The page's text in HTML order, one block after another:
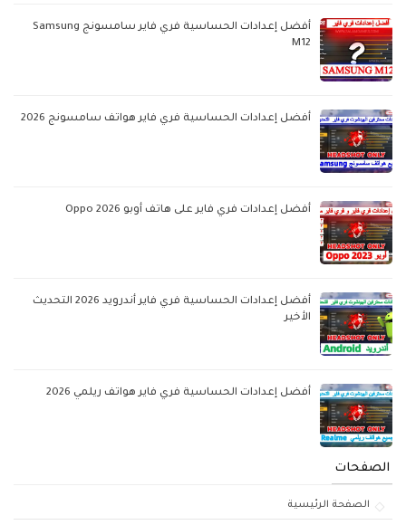
أفضل إعدادات الحساسية فري فاير سامسونج Samsung
M12
أفضل إعدادات الحساسية فري فاير هواتف سامسونج 2026
أفضل إعدادات فري فاير على هاتف أوبو Oppo 2026
أفضل إعدادات الحساسية فري فاير أندرويد 2026 التحديث
الأخير
أفضل إعدادات الحساسية فري فاير هواتف ريلمي 2026
الصفحات
الصفحة الرئيسية